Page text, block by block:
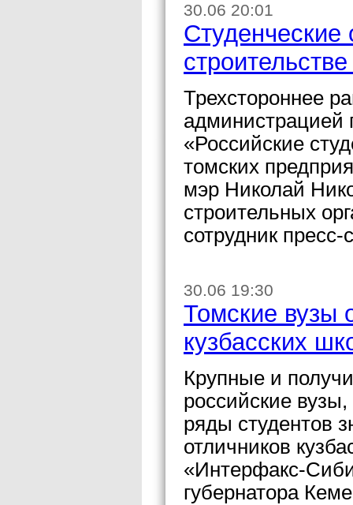
30.06 20:01
Студенческие
Трехстороннее
«Российские
томских
мэр Николай
строительных
сотрудник
30.06 19:30
Томские вузы
кузбасских
Крупные и
российские
ряды студентов
отличников
«Интерфакс-
губернатора